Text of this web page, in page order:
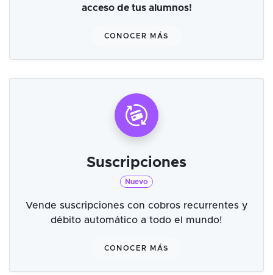
acceso de tus alumnos!
CONOCER MÁS
Suscripciones
Nuevo
Vende suscripciones con cobros recurrentes y
débito automático a todo el mundo!
CONOCER MÁS